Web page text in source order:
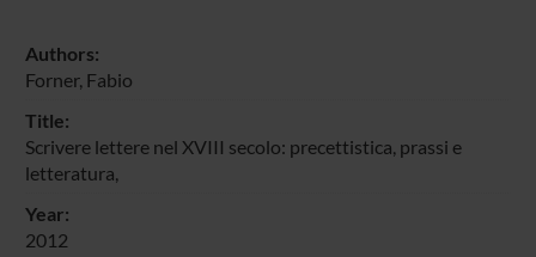
Authors:
Forner, Fabio
Title:
Scrivere lettere nel XVIII secolo: precettistica, prassi e
letteratura,
Year:
2012